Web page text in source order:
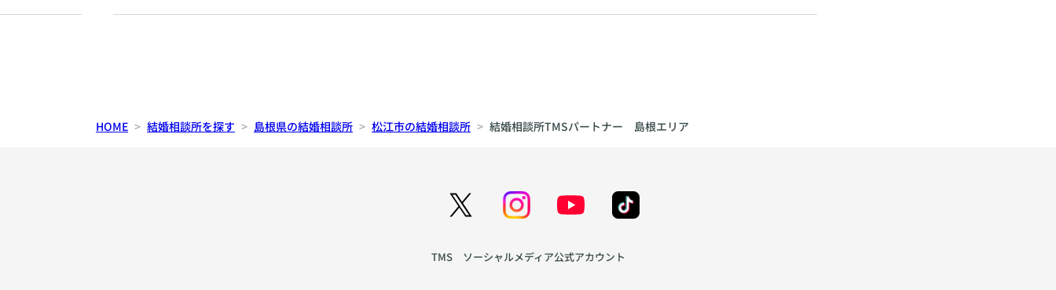
HOME 結婚相談所を探す 島根県の結婚相談所 松江市の結婚相談所 結婚相談所TMSパートナー 島根エリア
TMS ソーシャルメディア公式アカウント